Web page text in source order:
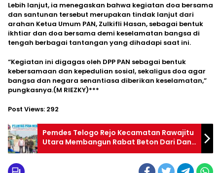
Lebih lanjut, ia menegaskan bahwa kegiatan doa bersama
dan santunan tersebut merupakan tindak lanjut dari
arahan Ketua Umum PAN, Zulkifli Hasan, sebagai bentuk
ikhtiar dan doa bersama demi keselamatan bangsa di
tengah berbagai tantangan yang dihadapi saat ini.
“Kegiatan ini digagas oleh DPP PAN sebagai bentuk
kebersamaan dan kepedulian sosial, sekaligus doa agar
bangsa dan negara senantiasa diberikan keselamatan,”
pungkasnya.(M RIEZKY)***
Post Views: 292
Pemdes Telogo Rejo Kecamatan Rawajitu
Utara Membangun Rabat Beton Dari Dana
Desa Tahap 1